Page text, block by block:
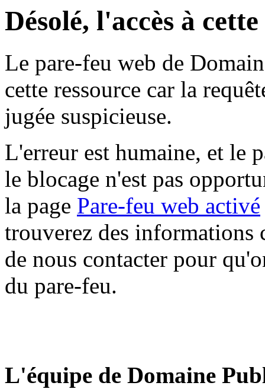
Désolé, l'accès à
Le pare-feu web de
cette ressource car la
jugée suspicieuse.
L'erreur est humaine, et le
le blocage n'est pas
la page Pare-feu web activé
trouverez des informations
de nous contacter pour
du pare-feu.
L'équipe de Domaine